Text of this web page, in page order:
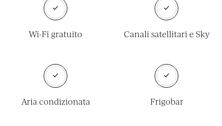
Wi-Fi gratuito Canali satellitari e Sky
Aria condizionata Frigobar